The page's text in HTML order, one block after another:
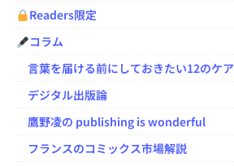
Readers限定
コラム
言葉を届ける前にしておきたい12のケア
デジタル出版論
鷹野凌の publishing is wonderful
フランスのコミックス市場解説